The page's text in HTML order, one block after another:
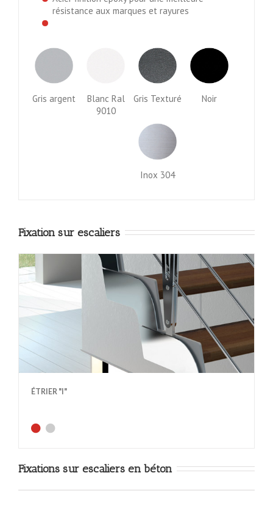
résistance aux marques et rayures
Gris argent
Blanc Ral
9010
Gris Texturé Noir
Inox 304
Fixation sur escaliers
ÉTRIER "I"
Fixations sur escaliers en béton